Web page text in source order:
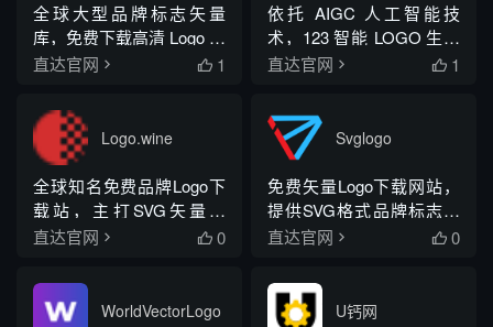
全球大型品牌标志矢量
库，免费下载高清 Logo 矢
量图，适用于设计、品牌
直达官网  1
依托 AIGC 人工智能技
术，123 智能 LOGO 生成
器可免费在线一键生成公
全套 VI 体系，帮助个人与
初创企业快速搭建专属个
性品牌形象。平台已产出
海量优质设计案例，覆盖
餐饮咖啡、汉堡烘焙、婚
纱摄影、科技智能...
直达官网  1
Logo.wine
全球知名免费品牌Logo下
载站，主打SVG矢量与
PNG高清格式
直达官网  0
Svglogo
免费矢量Logo下载网站，
提供SVG格式品牌标志，
支持在线预览与直接下载
直达官网  0
WorldVectorLogo U钙网